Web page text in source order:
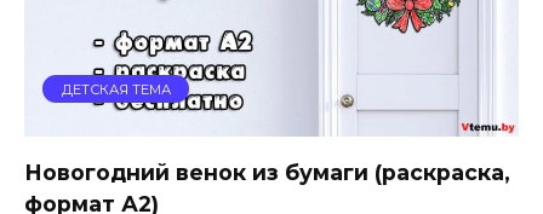
ДЕТСКАЯ ТЕМА
Новогодний венок из бумаги (раскраска,
формат А2)